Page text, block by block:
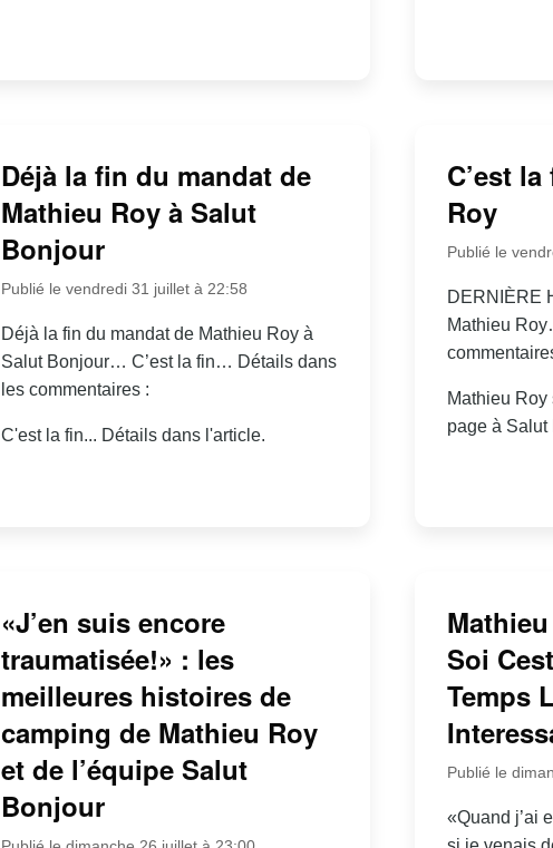
Déjà la fin du mandat de
Mathieu Roy à Salut
Bonjour
Publié le vendredi 31 juillet à 22:58
Déjà la fin du mandat de Mathieu Roy à
Salut Bonjour… C’est la fin… Détails dans
les commentaires :
C'est la fin... Détails dans l'article.
C’est
Roy
Publié le
DERNIÈRE
Mathieu
Mathieu Roy
page à Salut
«J’en suis encore
traumatisée!» : les
meilleures histoires de
camping de Mathieu Roy
et de l’équipe Salut
Bonjour
Soi
Temps
Publié le
«Quand j’ai